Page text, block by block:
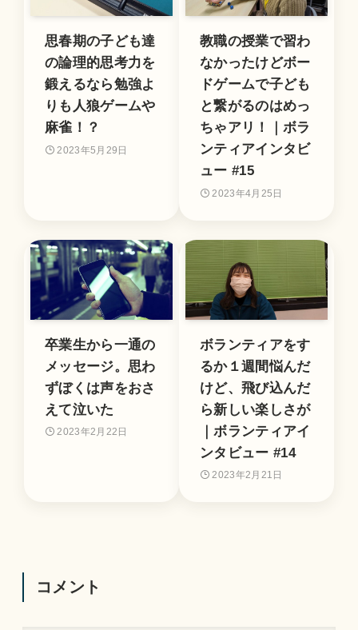
思春期の子ども達
の論理的思考力を
鍛えるなら勉強よ
りも人狼ゲームや
麻雀！？
2023年5月29日
教職の授業で習わ
なかったけどボー
ドゲームで子ども
と繋がるのはめっ
ちゃアリ！｜ボラ
ンティアインタビ
ュー #15
2023年4月25日
卒業生から一通の
メッセージ。思わ
ずぼくは声をおさ
えて泣いた
2023年2月22日
ボランティアをす
るか１週間悩んだ
けど、飛び込んだ
ら新しい楽しさが
｜ボランティアイ
ンタビュー #14
2023年2月21日
コメント